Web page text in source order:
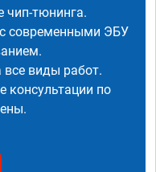
чип-тюнинга.
современными ЭБУ
виды работ.
консультации по